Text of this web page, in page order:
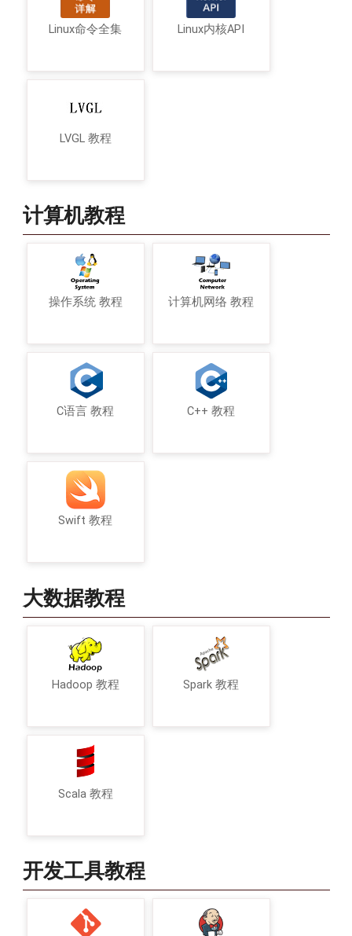
Linux命令全集 Linux内核API
LVGL 教程
计算机教程
操作系统 教程 计算机网络 教程
C语言 教程 C++ 教程
Swift 教程
大数据教程
Hadoop 教程 Spark 教程
Scala 教程
开发工具教程